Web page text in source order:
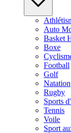
Auto
Basket
Boxe
Football
Golf
Natation
Rugby
Sports
Tennis
Voile
Sport